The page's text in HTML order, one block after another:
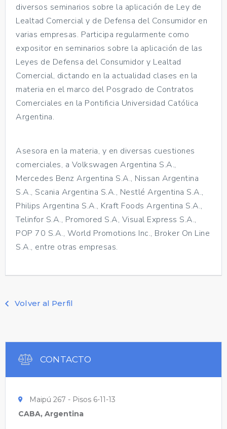
diversos seminarios sobre la aplicación de Ley de
Lealtad Comercial y de Defensa del Consumidor en
varias empresas. Participa regularmente como
expositor en seminarios sobre la aplicación de las
Leyes de Defensa del Consumidor y Lealtad
Comercial, dictando en la actualidad clases en la
materia en el marco del Posgrado de Contratos
Comerciales en la Pontificia Universidad Católica
Argentina.
Asesora en la materia, y en diversas cuestiones
comerciales, a Volkswagen Argentina S.A.,
Mercedes Benz Argentina S.A., Nissan Argentina
S.A., Scania Argentina S.A., Nestlé Argentina S.A.,
Philips Argentina S.A., Kraft Foods Argentina S.A.,
Telinfor S.A., Promored S.A, Visual Express S.A.,
POP 70 S.A., World Promotions Inc., Broker On Line
S.A., entre otras empresas.
Volver al Perfil
CONTACTO
Maipú 267 - Pisos 6-11-13
CABA, Argentina